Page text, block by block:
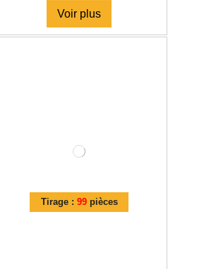
Voir plus
Tirage : 99pièces